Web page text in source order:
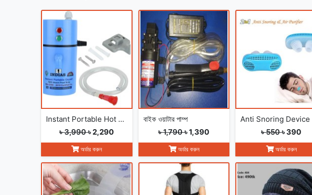
Instant Portable Hot Water Geyser
৳ 3,990৳ 2,290
অর্ডার করুন
বাইক ওয়াটার পাম্প
৳ 1,790৳ 1,390
অর্ডার করুন
Anti Snoring Device
৳ 550৳ 390
অর্ডার করুন